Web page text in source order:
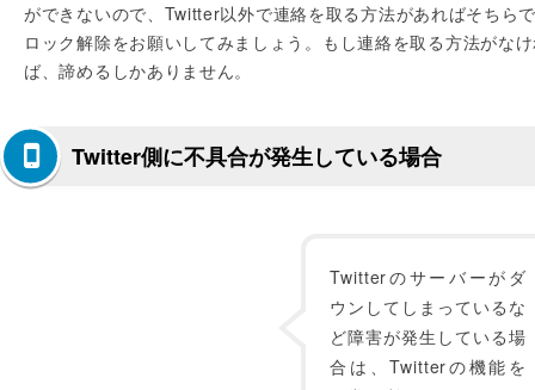
ができないので、Twitter以外で連絡を取る方法があればそちら
ロック解除をお願いしてみましょう。もし連絡を取る方法がな
ば、諦めるしかありません。
Twitter側に不具合が発生している場合
Twitterのサーバーがダ
ウンしてしまっているな
ど障害が発生している場
合は、Twitterの機能を